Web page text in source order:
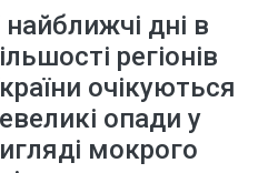
дні в
регіонів
очікуються
опади у
мокрого